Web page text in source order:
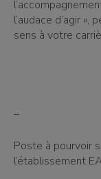
l’audace d’agir
sens à votre
–
Poste à pourvoir
l’établissement